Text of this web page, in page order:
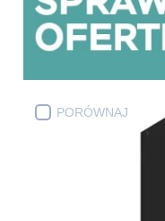
PORÓWNAJ